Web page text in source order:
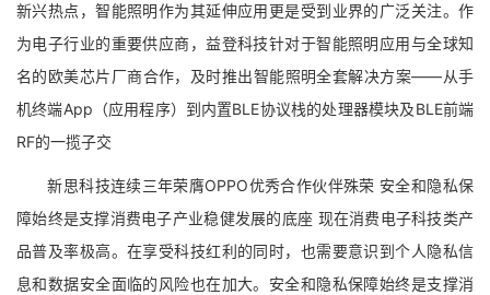
新兴热点，智能照明作为其延伸应用更是受到业界的广泛关注。作
为电子行业的重要供应商，益登科技针对于智能照明应用与全球知
名的欧美芯片厂商合作，及时推出智能照明全套解决方案——从手
机终端App（应用程序）到内置BLE协议栈的处理器模块及BLE前端
RF的一揽子交
新思科技连续三年荣膺OPPO优秀合作伙伴殊荣 安全和隐私保
障始终是支撑消费电子产业稳健发展的底座 现在消费电子科技类产
品普及率极高。在享受科技红利的同时，也需要意识到个人隐私信
息和数据安全面临的风险也在加大。安全和隐私保障始终是支撑消